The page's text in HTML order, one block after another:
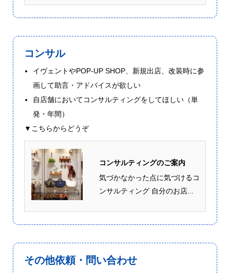
コンサル
イヴェントやPOP-UP SHOP、新規出店、改装時に参
画して助言・アドバイスが欲しい
自店舗においてコンサルティングをしてほしい（単
発・年間）
▼こちらからどうぞ
コンサルティングのご案内
気づかなかった点に気づけるコ
ンサルティング 自分のお店...
その他依頼・問い合わせ